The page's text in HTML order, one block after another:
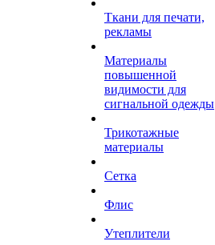
Ткани для печати,
рекламы
Материалы
повышенной
видимости для
сигнальной одежды
Трикотажные
материалы
Сетка
Флис
Утеплители